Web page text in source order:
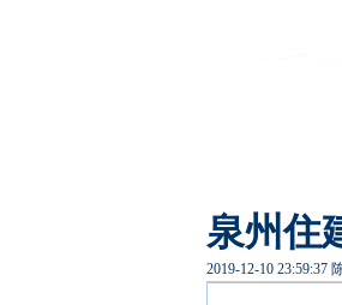
泉州住
2019-12-10 23:59:37